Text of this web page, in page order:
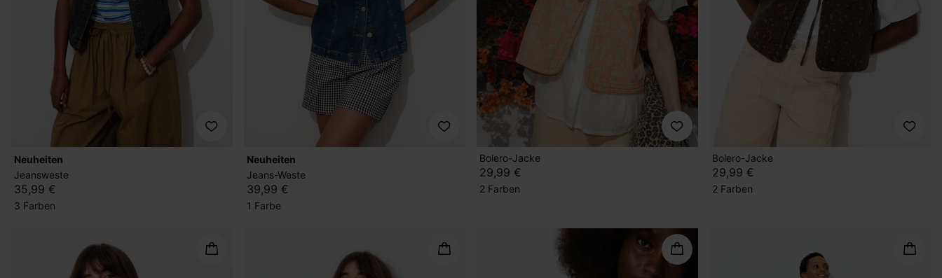
Neuheiten
Jeansweste
35,99 €
3 Farben
Neuheiten
Jeans-Weste
39,99 €
1 Farbe
Bolero-Jacke
29,99 €
2 Farben
Bolero-Jacke
29,99 €
2 Farben